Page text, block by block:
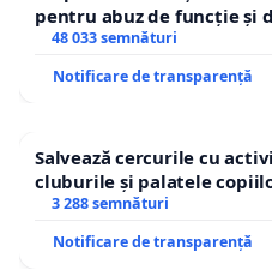
pentru abuz de funcție și
48 033 semnături
Notificare de transparență
Salvează cercurile cu
cluburile și palatele
3 288 semnături
Notificare de transparență